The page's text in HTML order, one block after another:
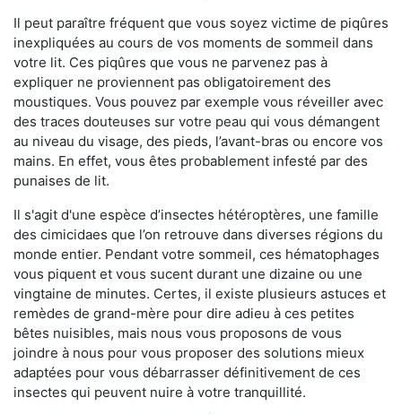
Il peut paraître fréquent que vous soyez victime de piqûres
inexpliquées au cours de vos moments de sommeil dans
votre lit. Ces piqûres que vous ne parvenez pas à
expliquer ne proviennent pas obligatoirement des
moustiques. Vous pouvez par exemple vous réveiller avec
des traces douteuses sur votre peau qui vous démangent
au niveau du visage, des pieds, l’avant-bras ou encore vos
mains. En effet, vous êtes probablement infesté par des
punaises de lit.
Il s'agit d'une espèce d’insectes hétéroptères, une famille
des cimicidaes que l’on retrouve dans diverses régions du
monde entier. Pendant votre sommeil, ces hématophages
vous piquent et vous sucent durant une dizaine ou une
vingtaine de minutes. Certes, il existe plusieurs astuces et
remèdes de grand-mère pour dire adieu à ces petites
bêtes nuisibles, mais nous vous proposons de vous
joindre à nous pour vous proposer des solutions mieux
adaptées pour vous débarrasser définitivement de ces
insectes qui peuvent nuire à votre tranquillité.